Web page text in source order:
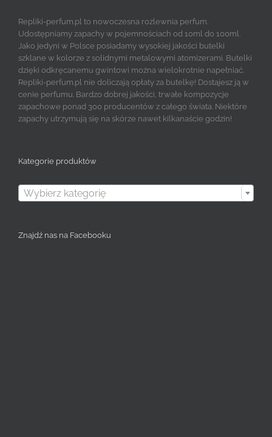
Repliki-perfum.pl to nowoczesna rozlewnia perfum.
Udostępniamy zapachy w pojemnościach od 10ml do 100ml.
Jako jedyni w Polsce posiadamy wysokiej jakości butelki
szklane w kolorze z solidnymi metalowymi atomizerami. Butelki
dzięki odkręcanemu gwintowi można wielokrotnie napełniać.
Repliki-perfum.pl nie doliczają opłaty za butelkę! Dostajesz ją w
cenie perfumu. Bardzo dobrej jakości, trwałe kompozycje
zapachowe ponad 300 producentów z całego świata. Niektóre
zapachy utrzymują się na skórze nawet kilkanaście godzin!
Kategorie produktów
Wybierz kategorię
Znajdź nas na Facebooku